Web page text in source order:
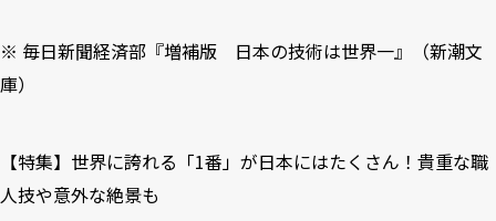
※ 毎日新聞経済部『増補版 日本の技術は世界一』（新潮文
庫）
【特集】世界に誇れる「1番」が日本にはたくさん！貴重な職
人技や意外な絶景も